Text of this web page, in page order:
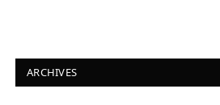
ARCHIVES